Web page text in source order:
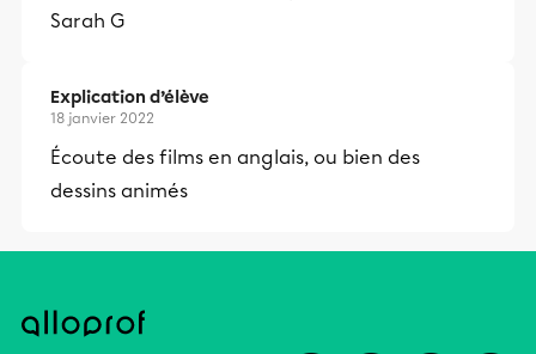
Sarah G
Explication d’élève
18 janvier 2022
Écoute des films en anglais, ou bien des
dessins animés